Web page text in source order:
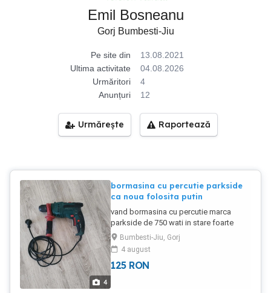
Emil Bosneanu
Gorj Bumbesti-Jiu
Pe site din
13.08.2021
Ultima activitate
04.08.2026
Urmăritori
4
Anunțuri
12
Urmărește Raportează
4
bormasina cu percutie parkside
ca noua folosita putin
vand bormasina cu percutie marca
parkside de 750 wati in stare foarte
buna folosita foarte putin.
Bumbesti-Jiu, Gorj
4 august
125 RON